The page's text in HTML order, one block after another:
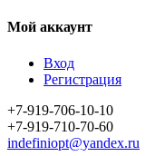
Мой аккаунт
Вход
Регистрация
+7-919-706-10-10
+7-919-710-70-60
indefiniopt@yandex.ru